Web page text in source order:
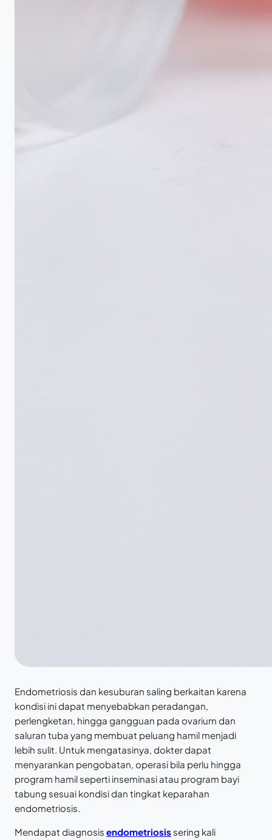
Endometriosis dan kesuburan saling berkaitan karena
kondisi ini dapat menyebabkan peradangan,
perlengketan, hingga gangguan pada ovarium dan
saluran tuba yang membuat peluang hamil menjadi
lebih sulit. Untuk mengatasinya, dokter dapat
menyarankan pengobatan, operasi bila perlu hingga
program hamil seperti inseminasi atau program bayi
tabung sesuai kondisi dan tingkat keparahan
endometriosis.
Mendapat diagnosis endometriosis sering kali